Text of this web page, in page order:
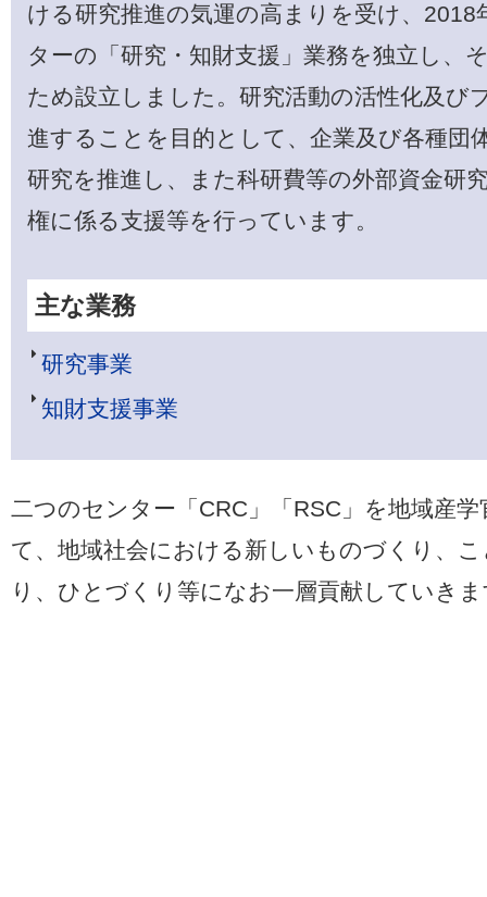
ける研究推進の気運の高まりを受け、2018
ターの「研究・知財支援」業務を独立し、
ため設立しました。研究活動の活性化及び
進することを目的として、企業及び各種団
研究を推進し、また科研費等の外部資金研
権に係る支援等を行っています。
主な業務
研究事業
知財支援事業
二つのセンター「CRC」「RSC」を地域産
て、地域社会における新しいものづくり、
り、ひとづくり等になお一層貢献していき